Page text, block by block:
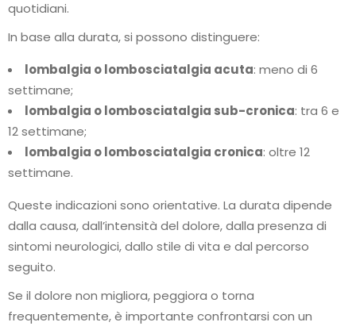
quotidiani.
In base alla durata, si possono distinguere:
lombalgia o lombosciatalgia acuta: meno di 6
settimane;
lombalgia o lombosciatalgia sub-cronica: tra 6 e
12 settimane;
lombalgia o lombosciatalgia cronica: oltre 12
settimane.
Queste indicazioni sono orientative. La durata dipende
dalla causa, dall’intensità del dolore, dalla presenza di
sintomi neurologici, dallo stile di vita e dal percorso
seguito.
Se il dolore non migliora, peggiora o torna
frequentemente, è importante confrontarsi con un